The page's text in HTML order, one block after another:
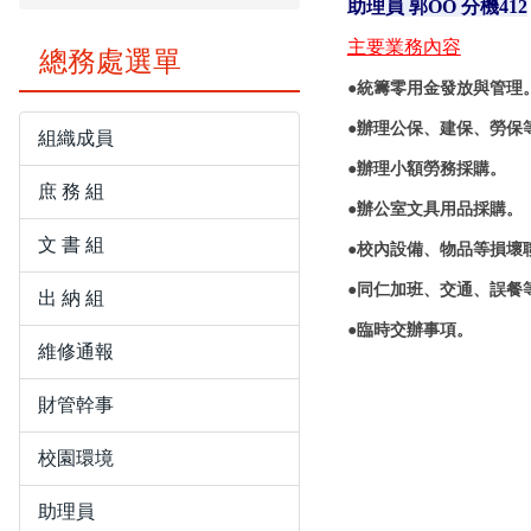
總務處選單
組織成員
庶 務 組
文 書 組
出 納 組
維修通報
財管幹事
校園環境
助理員
助理 員 郭OO分機41 2
主要業務內容
●統籌零用金發放與管理
●辦理公保、建保、勞保
●辦理小額勞務採購。
●辦公室文具用品採購。
●校內設備、物品等損壞
●同仁加班、交通、誤餐
●臨時交辦事項。